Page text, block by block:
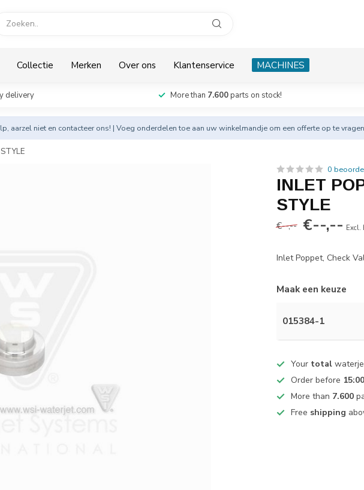
Collectie Merken Over ons Klantenservice MACHINES
delivery More than 7.600parts on stock!
aarzel niet en contacteer ons! | Voeg onderdelen toe aan uw winkelmandje om een offerte op te
0
INLET
STYLE
€--,-- €--,-- Excl.
Inlet Poppet, Check
Maak een keuze
015384-1
Your total
Order before 15:00
More than 7.600
Free shipping